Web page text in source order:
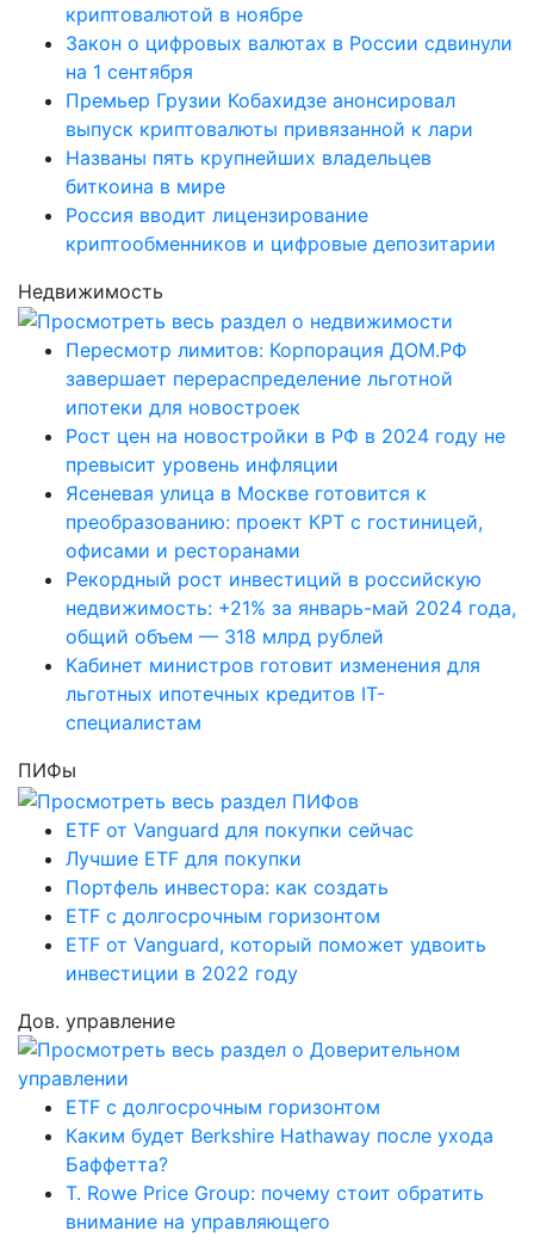
криптовалютой в ноябре
Закон о цифровых валютах в России сдвинули
на 1 сентября
Премьер Грузии Кобахидзе анонсировал
выпуск криптовалюты привязанной к лари
Названы пять крупнейших владельцев
биткоина в мире
Россия вводит лицензирование
криптообменников и цифровые депозитарии
Недвижимость
Пересмотр лимитов: Корпорация ДОМ.РФ
завершает перераспределение льготной
ипотеки для новостроек
Рост цен на новостройки в РФ в 2024 году не
превысит уровень инфляции
Ясеневая улица в Москве готовится к
преобразованию: проект КРТ с гостиницей,
офисами и ресторанами
Рекордный рост инвестиций в российскую
недвижимость: +21% за январь-май 2024 года,
общий объем — 318 млрд рублей
Кабинет министров готовит изменения для
льготных ипотечных кредитов IT-
специалистам
ПИФы
ETF от Vanguard для покупки сейчас
Лучшие ETF для покупки
Портфель инвестора: как создать
ETF с долгосрочным горизонтом
ETF от Vanguard, который поможет удвоить
инвестиции в 2022 году
Дов. управление
ETF с долгосрочным горизонтом
Каким будет Berkshire Hathaway после ухода
Баффетта?
T. Rowe Price Group: почему стоит обратить
внимание на управляющего